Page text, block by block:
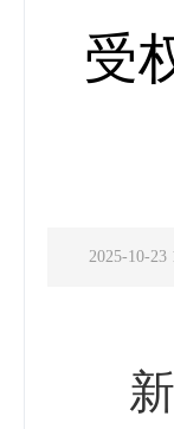
受
2025-10-23